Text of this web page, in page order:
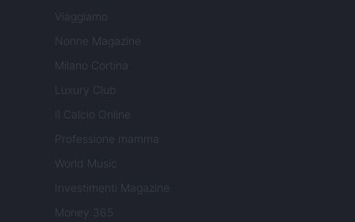
Viaggiamo
Nonne Magazine
Milano Cortina
Luxury Club
Il Calcio Online
Professione mamma
World Music
Investimenti Magazine
Money 365